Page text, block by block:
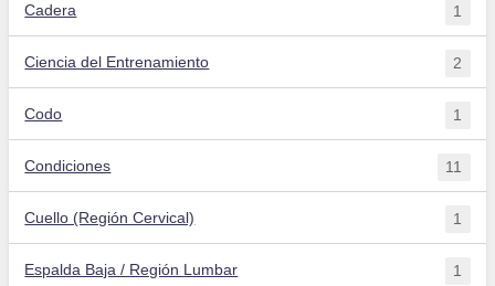
Cadera 1
Ciencia del Entrenamiento 2
Codo 1
Condiciones 11
Cuello (Región Cervical) 1
Espalda Baja / Región Lumbar 1